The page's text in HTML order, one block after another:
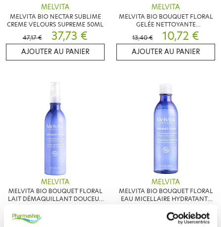
MELVITA
MELVITA BIO NECTAR SUBLIME
CREME VELOURS SUPREME 50ML
47,17 €
37,73 €
AJOUTER AU PANIER
MELVITA
MELVITA BIO BOUQUET FLORAL
GELÉE NETTOYANTE
DÉMAQUILLANTE 200ML
13,40 € 10,72 €
AJOUTER AU PANIER
MELVITA
MELVITA BIO BOUQUET FLORAL
LAIT DÉMAQUILLANT DOUCEUR
MELVITA
MELVITA BIO BOUQUET FLORAL
EAU MICELLAIRE HYDRATANTE
14,40 €